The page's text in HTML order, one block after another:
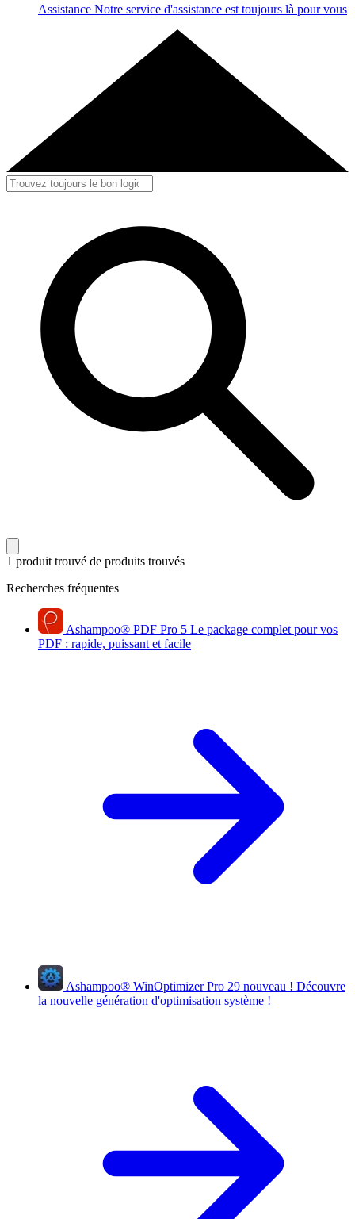
Assistance Notre service d'assistance est toujours là pour vous
1 produit trouvé de produits trouvés
Recherches fréquentes
Ashampoo® PDF Pro 5 Le package complet pour vos
PDF : rapide, puissant et facile
Ashampoo® WinOptimizer Pro 29 nouveau ! Découvre
la nouvelle génération d'optimisation système !